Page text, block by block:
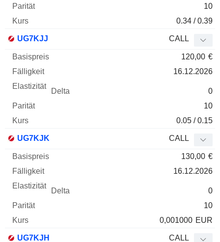
10
0.34 / 0.39
UG7KJJ CALL
120,00 €
16.12.2026
0
10
0.05 / 0.15
UG7KJK CALL
130,00 €
16.12.2026
0
10
0,001000 EUR
UG7KJH CALL